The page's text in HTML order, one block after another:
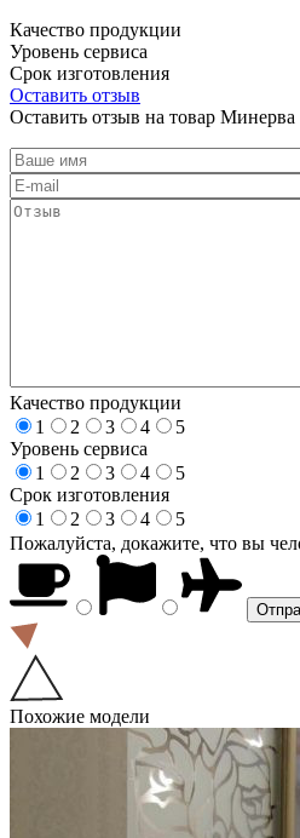
Качество продукции
Уровень сервиса
Срок изготовления
Оставить отзыв
Оставить отзыв на товар Минерва
Качество продукции
1
2 3 4
5
Уровень сервиса
1
2 3 4
5
Срок изготовления
1
2 3 4
5
Пожалуйста, докажите, что вы
Похожие модели